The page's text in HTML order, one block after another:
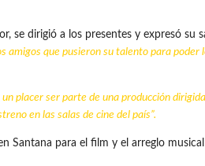
se dirigió a los presentes y expresó su
amigos que pusieron su talento para
un placer ser parte de una producción
en las salas de cine del país”.
Santana para el film y el arreglo